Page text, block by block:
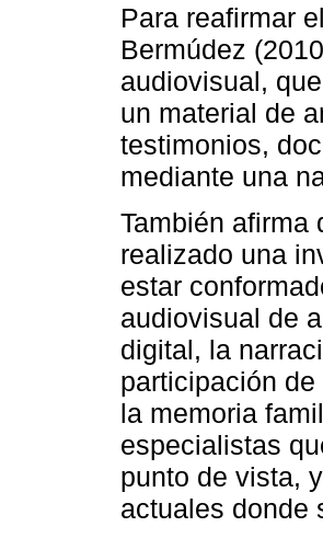
Para reafirmar
Bermúdez
audiovisual,
un material de
testimonios,
mediante una
También afirma
realizado una
estar
audiovisual de
digital, la
participación
la memoria
especialistas
punto de vista,
actuales donde